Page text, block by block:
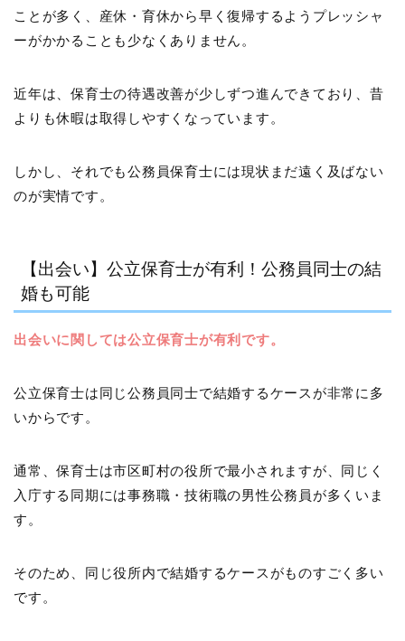
ことが多く、産休・育休から早く復帰するようプレッシャ
ーがかかることも少なくありません。
近年は、保育士の待遇改善が少しずつ進んできており、昔
よりも休暇は取得しやすくなっています。
しかし、それでも公務員保育士には現状まだ遠く及ばない
のが実情です。
【出会い】公立保育士が有利！公務員同士の結
婚も可能
出会いに関しては公立保育士が有利です。
公立保育士は同じ公務員同士で結婚するケースが非常に多
いからです。
通常、保育士は市区町村の役所で最小されますが、同じく
入庁する同期には事務職・技術職の男性公務員が多くいま
す。
そのため、同じ役所内で結婚するケースがものすごく多い
です。